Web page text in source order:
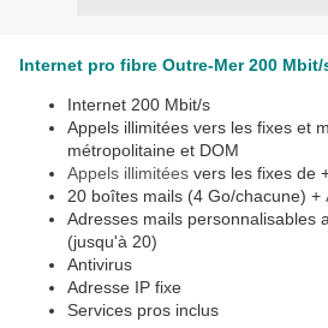
Internet pro fibre Outre-Mer 200 Mbit/
Internet 200 Mbit/s
Appels illimitées vers les fixes et
métropolitaine et DOM
Appels illimitées vers les fixes de
20 boîtes mails (4 Go/chacune) +
Adresses mails personnalisables
(jusqu'à 20)
Antivirus
Adresse IP fixe
Services pros inclus